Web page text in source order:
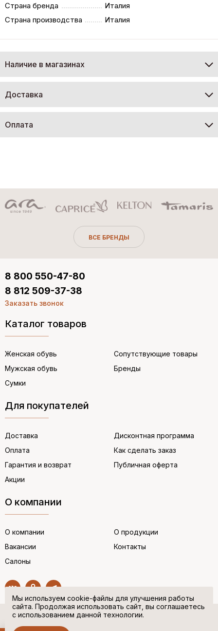
Страна бренда
Италия
Страна производства
Италия
Наличие в магазинах
Доставка
Оплата
ВСЕ БРЕНДЫ
Каталог товаров
Женская обувь
Мужская обувь
Сумки
Сопутствующие товары
Бренды
Для покупателей
Доставка
Оплата
Гарантия и возврат
Акции
Дисконтная программа
Как сделать заказ
Публичная оферта
О компании
О компании
Вакансии
Салоны
О продукции
Контакты
8 800 550-47-80
8 812 509-37-38
Заказать звонок
© “НЕМЕЦКАЯ ОБУВЬ” 2017. Все права защищены.
Мы используем cookie-файлы для улучшения работы
сайта. Продолжая использовать сайт, вы соглашаетесь
с использованием данной технологии.